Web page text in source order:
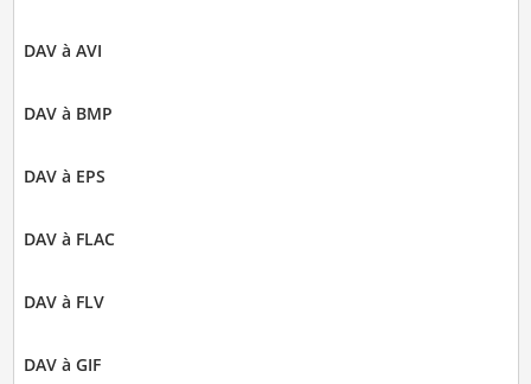
DAV à AVI
DAV à BMP
DAV à EPS
DAV à FLAC
DAV à FLV
DAV à GIF